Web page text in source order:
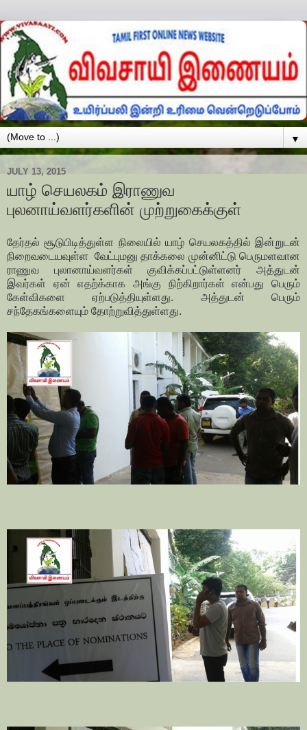
▼
JULY 13, 2015
யாழ் செயலகம் இராணுவ
புலனாய்வளர்களின் முற்றுகைக்குள்
தேர்தல் சூடுபிடித்துள்ள நிலையில் யாழ் செயலகத்தில் இன்றுடன்
நிறைவடையவுள்ள வேட்புமனு தாக்கலை முன்னிட்டு பெருமளவான
ராணுவ புலானாய்வளர்கள் குவிக்கப்பட்டுள்ளனர் அத்துடன்
இவர்கள் ஏன் எதற்க்காக அங்கு நிற்கிறார்கள் என்பது பெரும்
கேள்விகளை ஏற்படுத்தியுள்ளது. அத்துடன் பெரும்
சந்தேகங்களையும் தோற்றுவித்துள்ளது.